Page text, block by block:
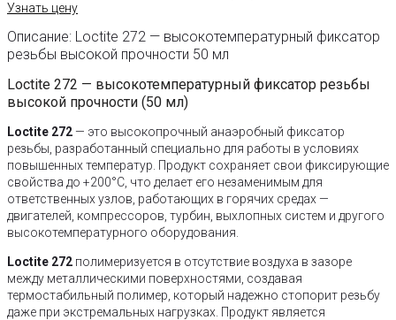
Узнать цену
Описание: Loctite 272 — высокотемпературный фиксатор
резьбы высокой прочности 50 мл
Loctite 272 — высокотемпературный фиксатор резьбы
высокой прочности (50 мл)
Loctite 272— это высокопрочный анаэробный фиксатор
резьбы, разработанный специально для работы в условиях
повышенных температур. Продукт сохраняет свои фиксирующие
свойства до +200°C, что делает его незаменимым для
ответственных узлов, работающих в горячих средах —
двигателей, компрессоров, турбин, выхлопных систем и другого
высокотемпературного оборудования.
Loctite 272 полимеризуется в отсутствие воздуха в зазоре
между металлическими поверхностями, создавая
термостабильный полимер, который надежно стопорит резьбу
даже при экстремальных нагрузках. Продукт является